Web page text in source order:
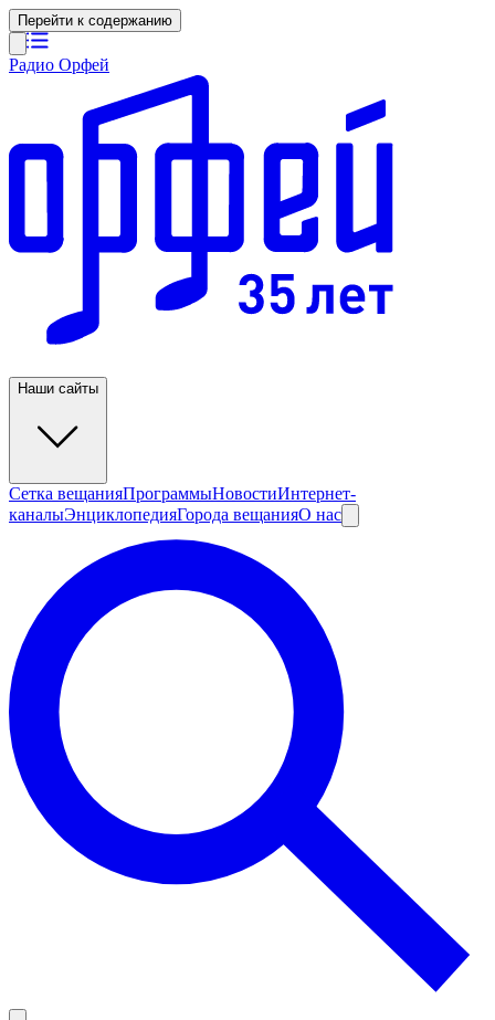
Перейти к содержанию
Радио Орфей
Наши сайты
Сетка вещанияПрограммыНовостиИнтернет-
каналыЭнциклопедияГорода вещанияО нас